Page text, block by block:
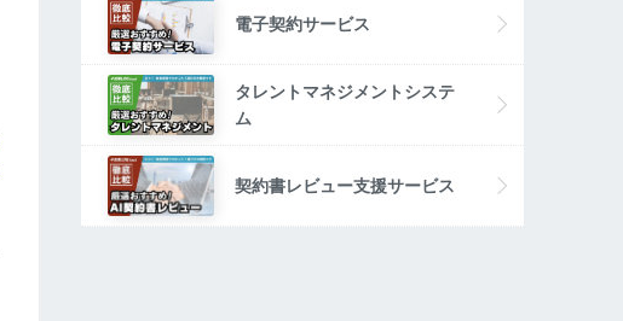
電子契約サービス
タレントマネジメントシステ
ム
契約書レビュー支援サービス